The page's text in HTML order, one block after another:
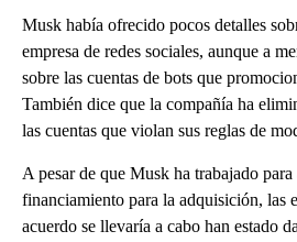
Musk había ofrecido pocos detalles
empresa de redes sociales, aunque a
sobre las cuentas de bots que
También dice que la compañía ha
las cuentas que violan sus reglas de
A pesar de que Musk ha trabajado para
financiamiento para la adquisición, las
acuerdo se llevaría a cabo han estado